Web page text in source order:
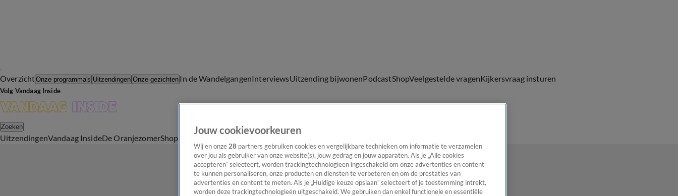
OverzichtOnze programma's Uitzendingen Onze gezichten In de WandelgangenInterviewsUitzending bijwonenPodcastShopVeelgestelde vragenKijkersvraag insturen
Volg Vandaag Inside
Zoeken
UitzendingenVandaag InsideDe OranjezomerShop
Jouw cookievoorkeuren
Wij en onze 28 partners gebruiken cookies en vergelijkbare technieken om informatie te verzamelen
over jou als gebruiker van onze website(s), jouw gedrag en jouw apparaten. Als je „Alle cookies
accepteren” selecteert, worden trackingtechnologieën ingeschakeld om onze advertenties en content
te kunnen personaliseren, onze producten en diensten te verbeteren en om de prestaties van
advertenties en content te meten. Als je „Huidige keuze opslaan” selecteert of je toestemming intrekt,
worden deze trackingtechnologieën uitgeschakeld. We gebruiken dan enkel functionele en essentiële